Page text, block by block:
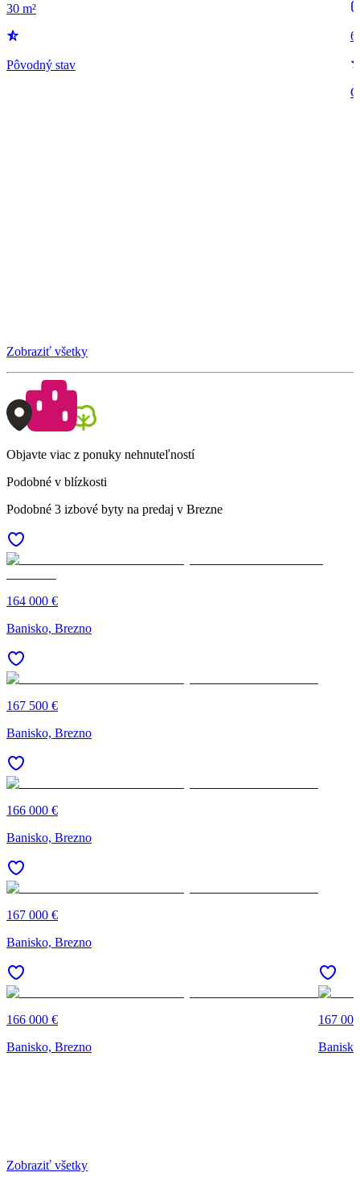
30 m²
Pôvodný stav
Zobraziť všetky
Objavte viac z ponuky nehnuteľností
Podobné v blízkosti
Podobné 3 izbové byty na predaj v Brezne
164 000 €
Banisko, Brezno
167 500 €
Banisko, Brezno
166 000 €
Banisko, Brezno
167 000 €
Banisko, Brezno
166 000 €
Banisko, Brezno
167
Zobraziť všetky